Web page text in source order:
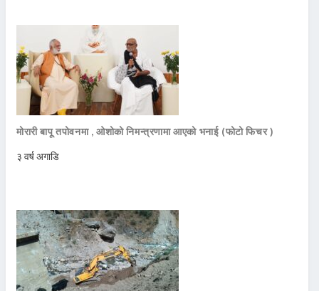
मोरारी बापू तपोवनमा , ओशोको निमन्त्रणामा आएको भनाई (फोटो फिचर )
३ वर्ष अगाडि